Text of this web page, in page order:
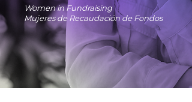
Women in Fundraising
Mujeres de Recaudación de Fondos